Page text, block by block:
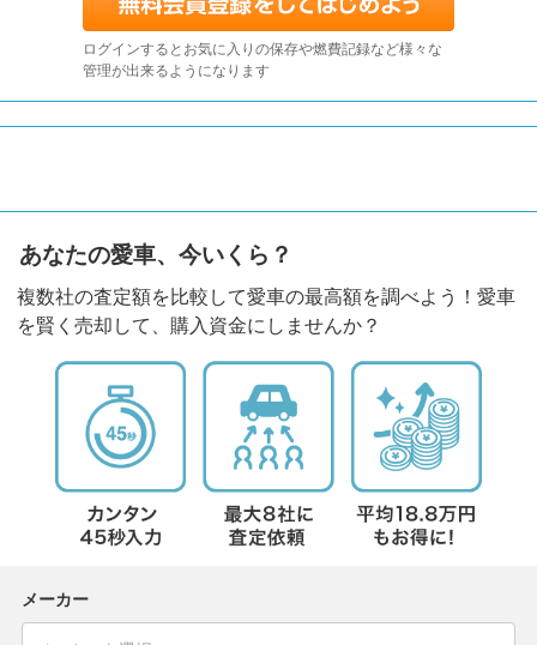
ログインするとお気に入りの保存や燃費記録など様々な
管理が出来るようになります
あなたの愛車、今いくら？
複数社の査定額を比較して愛車の最高額を調べよう！愛車
を賢く売却して、購入資金にしませんか？
メーカー